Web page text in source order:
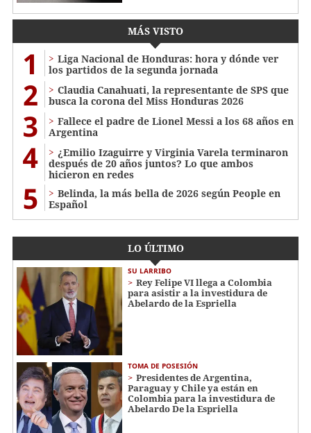
MÁS VISTO
1
Liga Nacional de Honduras: hora y dónde ver
los partidos de la segunda jornada
2
Claudia Canahuati, la representante de SPS que
busca la corona del Miss Honduras 2026
3
Fallece el padre de Lionel Messi a los 68 años en
Argentina
4
¿Emilio Izaguirre y Virginia Varela terminaron
después de 20 años juntos? Lo que ambos
hicieron en redes
5
Belinda, la más bella de 2026 según People en
Español
LO ÚLTIMO
SU LARRIBO
Rey Felipe VI llega a Colombia
para asistir a la investidura de
Abelardo de la Espriella
TOMA DE POSESIÓN
Presidentes de Argentina,
Paraguay y Chile ya están en
Colombia para la investidura de
Abelardo De la Espriella